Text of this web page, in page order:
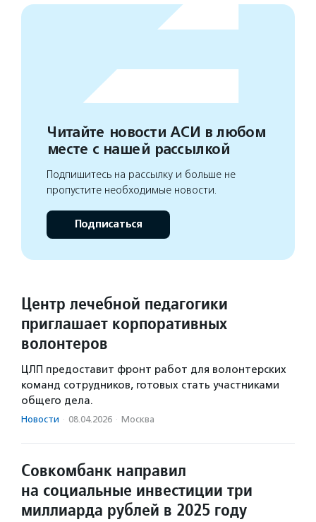
Читайте новости АСИ в любом
месте с нашей рассылкой
Подпишитесь на рассылку и больше не
пропустите необходимые новости.
Подписаться
Центр лечебной педагогики
приглашает корпоративных
волонтеров
ЦЛП предоставит фронт работ для волонтерских
команд сотрудников, готовых стать участниками
общего дела.
Новости · 08.04.2026 · Москва
Совкомбанк направил
на социальные инвестиции три
миллиарда рублей в 2025 году